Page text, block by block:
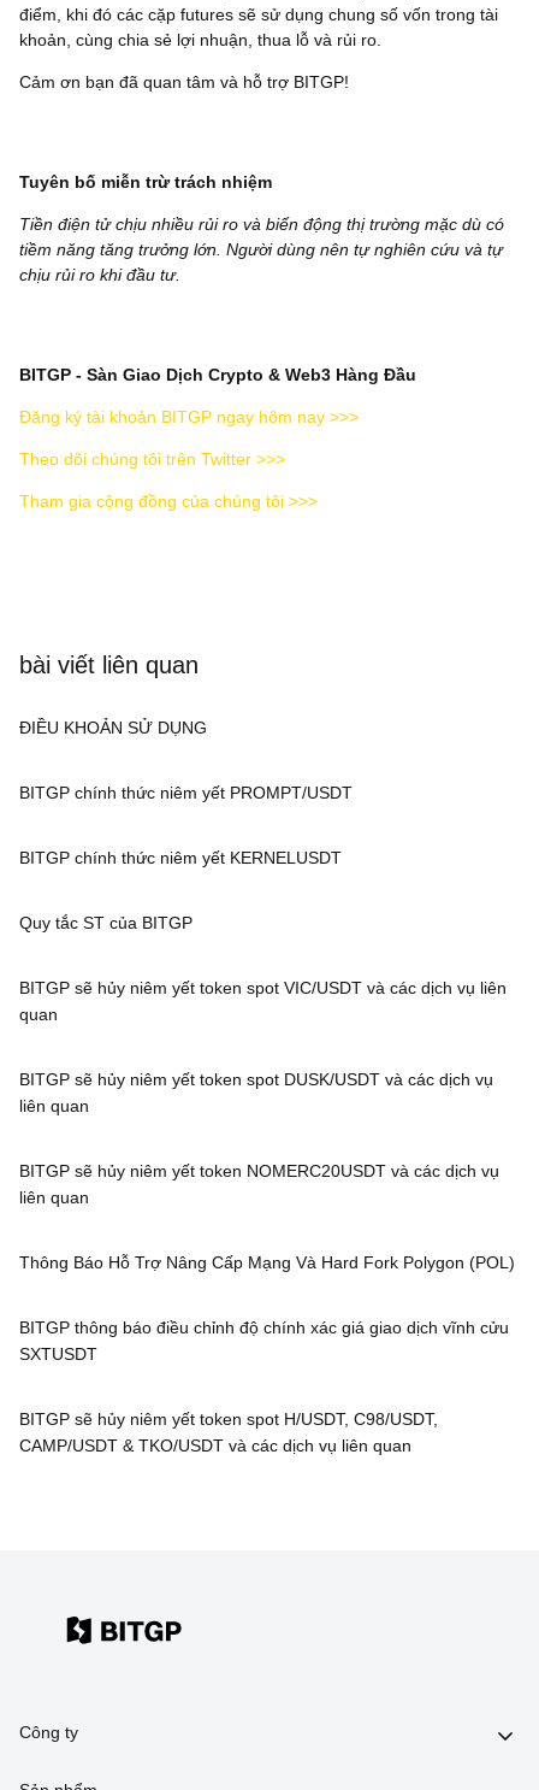
điểm, khi đó các cặp futures sẽ sử dụng chung số vốn trong tài
khoản, cùng chia sẻ lợi nhuận, thua lỗ và rủi ro.
Cảm ơn bạn đã quan tâm và hỗ trợ BITGP!
Tuyên bố miễn trừ trách nhiệm
Tiền điện tử chịu nhiều rủi ro và biến động thị trường mặc dù có
tiềm năng tăng trưởng lớn. Người dùng nên tự nghiên cứu và tự
chịu rủi ro khi đầu tư.
BITGP - Sàn Giao Dịch Crypto & Web3 Hàng Đầu
Đăng ký tài khoản BITGP ngay hôm nay >>>
Theo dõi chúng tôi trên Twitter >>>
Tham gia cộng đồng của chúng tôi >>>
bài viết liên quan
ĐIỀU KHOẢN SỬ DỤNG
BITGP chính thức niêm yết PROMPT/USDT
BITGP chính thức niêm yết KERNELUSDT
Quy tắc ST của BITGP
BITGP sẽ hủy niêm yết token spot VIC/USDT và các dịch vụ liên
quan
BITGP sẽ hủy niêm yết token spot DUSK/USDT và các dịch vụ
liên quan
BITGP sẽ hủy niêm yết token NOMERC20USDT và các dịch vụ
liên quan
Thông Báo Hỗ Trợ Nâng Cấp Mạng Và Hard Fork Polygon (POL)
BITGP thông báo điều chỉnh độ chính xác giá giao dịch vĩnh cửu
SXTUSDT
BITGP sẽ hủy niêm yết token spot H/USDT, C98/USDT,
CAMP/USDT & TKO/USDT và các dịch vụ liên quan
Công ty